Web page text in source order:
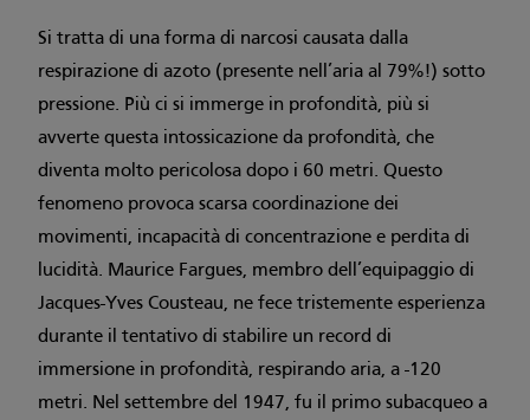
Si tratta di una forma di narcosi causata dalla
respirazione di azoto (presente nell’aria al 79%!) sotto
pressione. Più ci si immerge in profondità, più si
avverte questa intossicazione da profondità, che
diventa molto pericolosa dopo i 60 metri. Questo
fenomeno provoca scarsa coordinazione dei
movimenti, incapacità di concentrazione e perdita di
lucidità. Maurice Fargues, membro dell’equipaggio di
Jacques-Yves Cousteau, ne fece tristemente esperienza
durante il tentativo di stabilire un record di
immersione in profondità, respirando aria, a -120
metri. Nel settembre del 1947, fu il primo subacqueo a